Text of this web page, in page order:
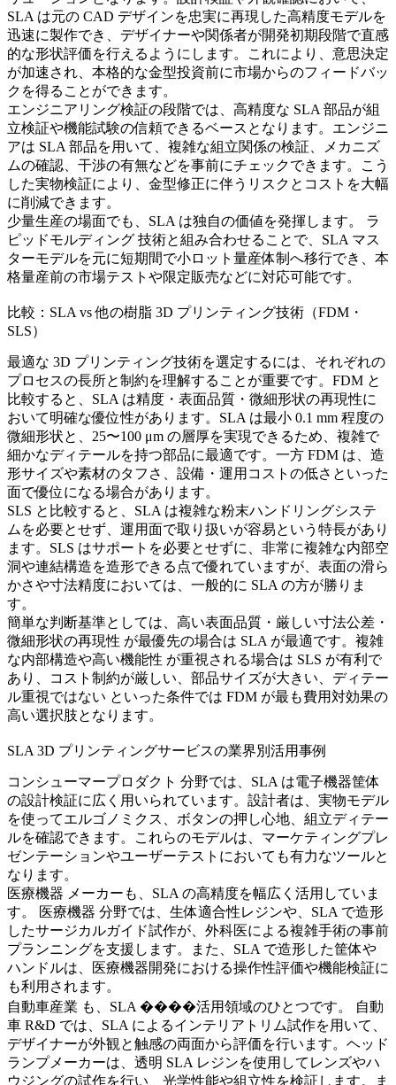
SLA は元の CAD デザインを忠実に再現した高精度モデルを
迅速に製作でき、デザイナーや関係者が開発初期段階で直感
的な形状評価を行えるようにします。これにより、意思決定
が加速され、本格的な金型投資前に市場からのフィードバッ
クを得ることができます。
エンジニアリング検証の段階では、高精度な SLA 部品が組
立検証や機能試験の信頼できるベースとなります。エンジニ
アは SLA 部品を用いて、複雑な組立関係の検証、メカニズ
ムの確認、干渉の有無などを事前にチェックできます。こう
した実物検証により、金型修正に伴うリスクとコストを大幅
に削減できます。
少量生産の場面でも、SLA は独自の価値を発揮します。 ラ
ピッドモルディング 技術と組み合わせることで、SLA マス
ターモデルを元に短期間で小ロット量産体制へ移行でき、本
格量産前の市場テストや限定販売などに対応可能です。
比較：SLA vs 他の樹脂 3D プリンティング技術（FDM・
SLS）
最適な 3D プリンティング技術を選定するには、それぞれの
プロセスの長所と制約を理解することが重要です。FDM と
比較すると、SLA は精度・表面品質・微細形状の再現性に
おいて明確な優位性があります。SLA は最小 0.1 mm 程度の
微細形状と、25〜100 μm の層厚を実現できるため、複雑で
細かなディテールを持つ部品に最適です。一方 FDM は、造
形サイズや素材のタフさ、設備・運用コストの低さといった
面で優位になる場合があります。
SLS と比較すると、SLA は複雑な粉末ハンドリングシステ
ムを必要とせず、運用面で取り扱いが容易という特長があり
ます。SLS はサポートを必要とせずに、非常に複雑な内部空
洞や連結構造を造形できる点で優れていますが、表面の滑ら
かさや寸法精度においては、一般的に SLA の方が勝りま
す。
簡単な判断基準としては、 高い表面品質・厳しい寸法公差・
微細形状の再現性 が最優先の場合は SLA が最適です。 複雑
な内部構造や高い機能性 が重視される場合は SLS が有利で
あり、
コスト制約が厳しい、部品サイズが大きい、ディテー
ル重視ではない といった条件では FDM が最も費用対効果の
高い選択肢となります。
SLA 3D プリンティングサービスの業界別活用事例
コンシューマープロダクト 分野では、SLA は電子機器筐体
の設計検証に広く用いられています。設計者は、実物モデル
を使ってエルゴノミクス、ボタンの押し心地、組立ディテー
ルを確認できます。これらのモデルは、マーケティングプレ
ゼンテーションやユーザーテストにおいても有力なツールと
なります。
医療機器 メーカーも、SLA の高精度を幅広く活用していま
す。
医療機器 分野では、生体適合性レジンや、SLA で造形
したサージカルガイド試作が、外科医による複雑手術の事前
プランニングを支援します。また、SLA で造形した筐体や
ハンドルは、医療機器開発における操作性評価や機能検証に
も利用されます。
自動車産業 も、SLA ����活用領域のひとつです。
自動
車 R&D では、SLA によるインテリアトリム試作を用いて、
デザイナーが外観と触感の両面から評価を行います。ヘッド
ランプメーカーは、透明 SLA レジンを使用してレンズやハ
ウジングの試作を行い、光学性能や組立性を検証します。ま